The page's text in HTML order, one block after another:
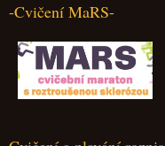
-Cvičení MaRS-